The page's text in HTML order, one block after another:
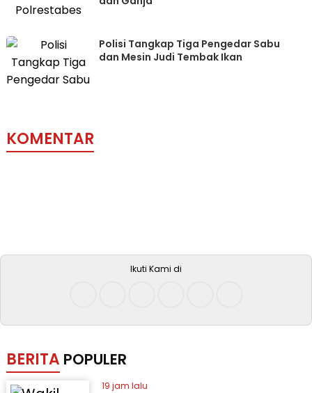
Polisi Tangkap Tiga Pengedar Sabu
dan Mesin Judi Tembak Ikan
KOMENTAR
Ikuti Kami di
BERITA POPULER
19 jam lalu